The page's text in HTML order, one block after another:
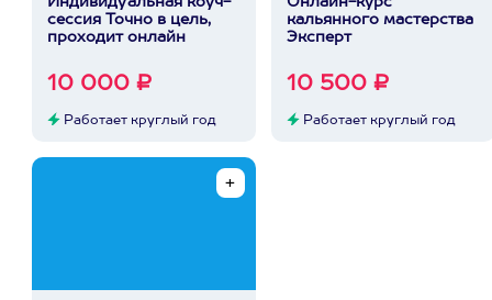
сессия Точно в цель,
проходит онлайн
10 000 ₽
Работает круглый год
кальянного мастерства
Эксперт
10 500 ₽
Работает круглый год